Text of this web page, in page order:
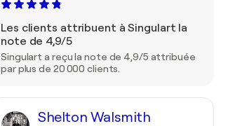
Les clients attribuent à Singulart la
note de 4,9/5
Singulart a reçu la note de 4,9/5 attribuée
par plus de 20 000 clients.
Shelton Walsmith